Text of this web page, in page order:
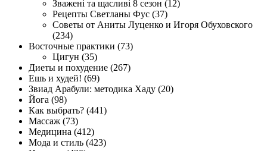
Зважені та щасливі 8 сезон (12)
Рецепты Светланы Фус (37)
Советы от Аниты Луценко и Игоря Обуховского
(234)
Восточные практики (73)
Цигун (35)
Диеты и похудение (267)
Ешь и худей! (69)
Звиад Арабули: методика Хаду (20)
Йога (98)
Как выбрать? (441)
Массаж (73)
Медицина (412)
Мода и стиль (423)